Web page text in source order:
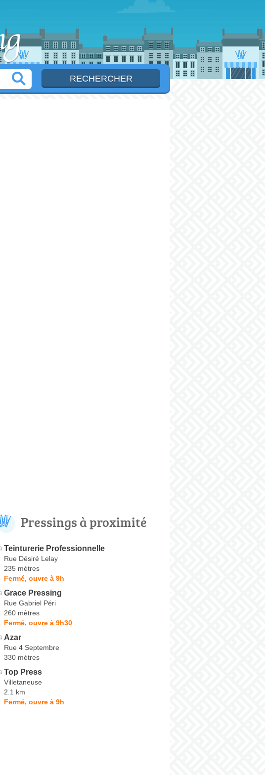
Pressings à proximité
Teinturerie Professionnelle
Rue Désiré Lelay
235 mètres
Fermé, ouvre à 9h
Grace Pressing
Rue Gabriel Péri
260 mètres
Fermé, ouvre à 9h30
Azar
Rue 4 Septembre
330 mètres
Top Press
Villetaneuse
2.1 km
Fermé, ouvre à 9h